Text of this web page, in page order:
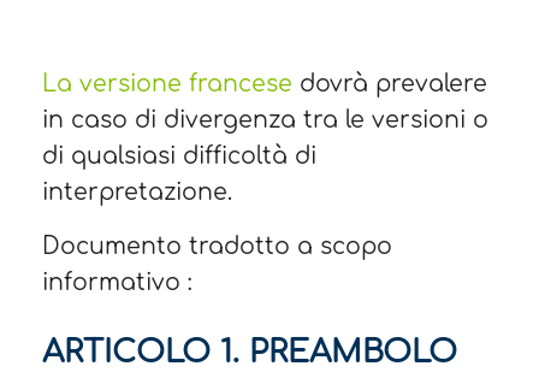
La versione francese dovrà prevalere
in caso di divergenza tra le versioni o
di qualsiasi difficoltà di
interpretazione.
Documento tradotto a scopo
informativo :
ARTICOLO 1. PREAMBOLO​